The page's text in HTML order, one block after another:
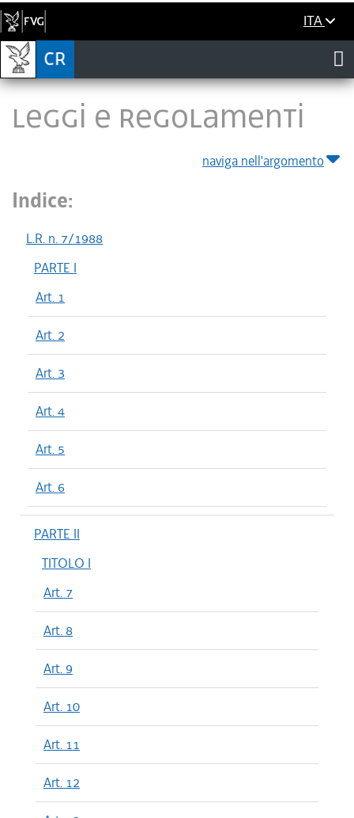
ITA
LEGGI E REGOLAMENTI
naviga nell'argomento
Indice:
L.R. n. 7/1988
PARTE I
Art. 1
Art. 2
Art. 3
Art. 4
Art. 5
Art. 6
PARTE II
TITOLO I
Art. 7
Art. 8
Art. 9
Art. 10
Art. 11
Art. 12